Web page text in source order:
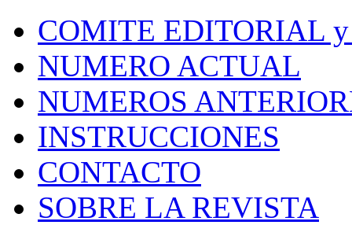
COMITE EDITORIAL
NUMERO ACTUAL
NUMEROS
INSTRUCCIONES
CONTACTO
SOBRE LA REVISTA